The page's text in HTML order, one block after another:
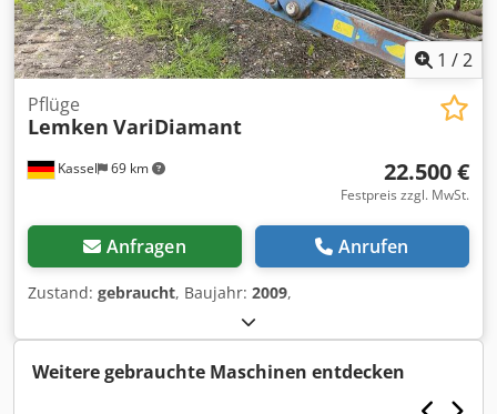
1 /2
Kassel 69 km
Pflüge
Lemken VariDiamant
22.500 €
Festpreis zzgl. MwSt.
Anfragen Anrufen
Zustand: gebraucht, Baujahr: 2009,
Weitere gebrauchte Maschinen entdecken